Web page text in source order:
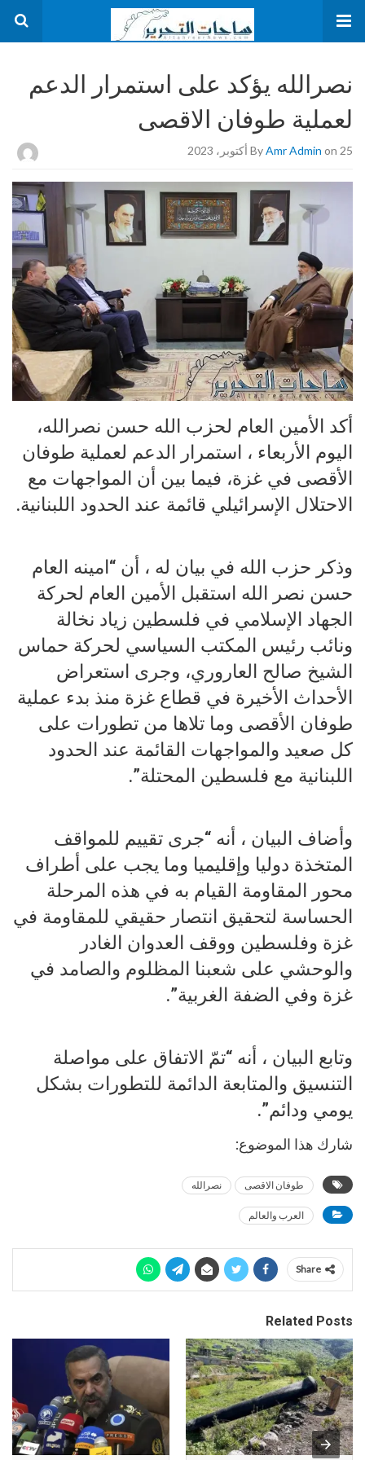
نصرالله يؤكد على استمرار الدعم
لعملية طوفان الاقصى
ByAmr Admin on 25 أكتوبر، 2023
أكد الأمين العام لحزب الله حسن نصرالله،
اليوم الأربعاء ، استمرار الدعم لعملية طوفان
الأقصى في غزة، فيما بين أن المواجهات مع
الاحتلال الإسرائيلي قائمة عند ‏الحدود اللبنانية.
وذكر حزب الله في بيان له ، أن “امينه العام
حسن نصر الله استقبل الأمين العام ‏لحركة
الجهاد الإسلامي في فلسطين زياد نخالة
ونائب رئيس ‏المكتب السياسي لحركة حماس
الشيخ صالح العاروري، وجرى ‏استعراض
الأحداث الأخيرة في قطاع غزة منذ بدء عملية
طوفان الأقصى ‏وما تلاها من تطورات على
كل صعيد والمواجهات القائمة عند ‏الحدود
اللبنانية مع فلسطين المحتلة”.
وأضاف البيان ، أنه “جرى تقييم للمواقف
المتخذة دوليا ‏وإقليميا وما يجب على أطراف
محور المقاومة القيام به في هذه المرحلة
‏الحساسة لتحقيق انتصار حقيقي للمقاومة في
غزة وفلسطين ووقف العدوان ‏الغادر
والوحشي على شعبنا المظلوم والصامد في
غزة وفي الضفة ‏الغربية”.
وتابع البيان ، أنه “تمّ الاتفاق على مواصلة
التنسيق والمتابعة الدائمة للتطورات ‏بشكل
يومي ودائم”.‏
شارك هذا الموضوع:
طوفان الاقصى نصرالله
العرب والعالم
Share
Related Posts